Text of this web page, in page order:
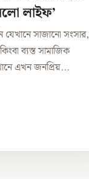
লাইফ’
সাজানো সংসার,
ব্যস্ত সামাজিক
এখন জনপ্রিয়...